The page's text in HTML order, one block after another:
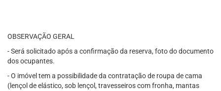
OBSERVAÇÃO GERAL
- Será solicitado após a confirmação da reserva, foto do documento
dos ocupantes.
- O imóvel tem a possibilidade da contratação de roupa de cama
(lençol de elástico, sob lençol, travesseiros com fronha, mantas